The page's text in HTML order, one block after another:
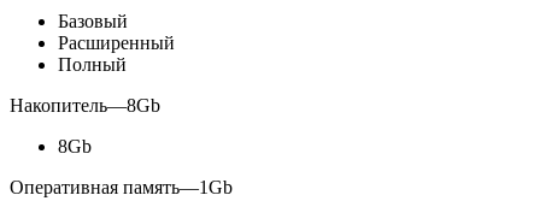
Базовый
Расширенный
Полный
Накопитель—8Gb
8Gb
Оперативная память—1Gb